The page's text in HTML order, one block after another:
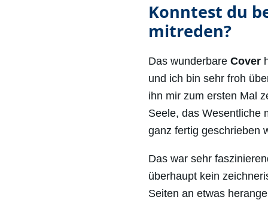
Konntest du
mitreden?
Das wunderbare Cover
und ich bin sehr froh
ihn mir zum ersten Mal
Seele, das Wesentliche
ganz fertig geschrieben
Das war sehr
überhaupt kein
Seiten an etwas